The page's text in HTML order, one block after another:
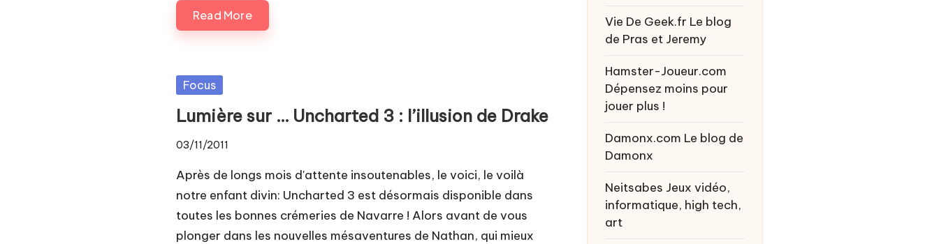
Read More
Posted
Focus
Lumière sur … Uncharted 3 : l’illusion de Drake
03/11/2011
Après de longs mois d'attente insoutenables, le voici, le voilà
notre enfant divin: Uncharted 3 est désormais disponible dans
toutes les bonnes crémeries de Navarre ! Alors avant de vous
plonger dans les nouvelles mésaventures de Nathan, qui mieux
Vie De Geek.fr Le blog
de Pras et Jeremy
Hamster-Joueur.com
Dépensez moins pour
jouer plus !
Damonx.com Le blog de
Damonx
Neitsabes Jeux vidéo,
informatique, high tech,
art